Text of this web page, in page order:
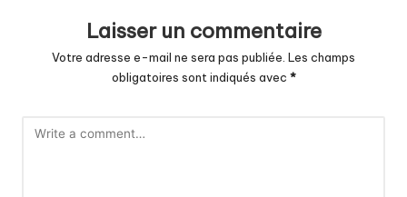
Laisser un commentaire
Votre adresse e-mail ne sera pas publiée. Les champs
obligatoires sont indiqués avec *